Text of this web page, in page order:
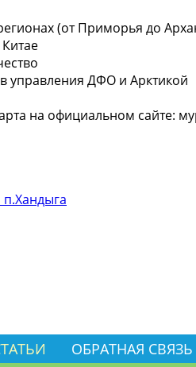
(от Приморья до
управления ДФО и Арктикой
на официальном сайте:
ОБРАТНАЯ СВЯЗЬ